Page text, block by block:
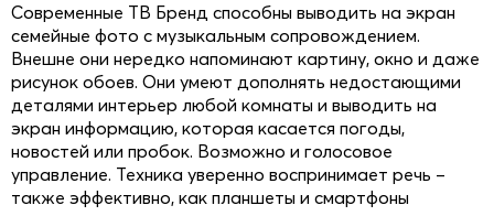
Современные ТВ Бренд способны выводить на экран
семейные фото с музыкальным сопровождением.
Внешне они нередко напоминают картину, окно и даже
рисунок обоев. Они умеют дополнять недостающими
деталями интерьер любой комнаты и выводить на
экран информацию, которая касается погоды,
новостей или пробок. Возможно и голосовое
управление. Техника уверенно воспринимает речь –
также эффективно, как планшеты и смартфоны